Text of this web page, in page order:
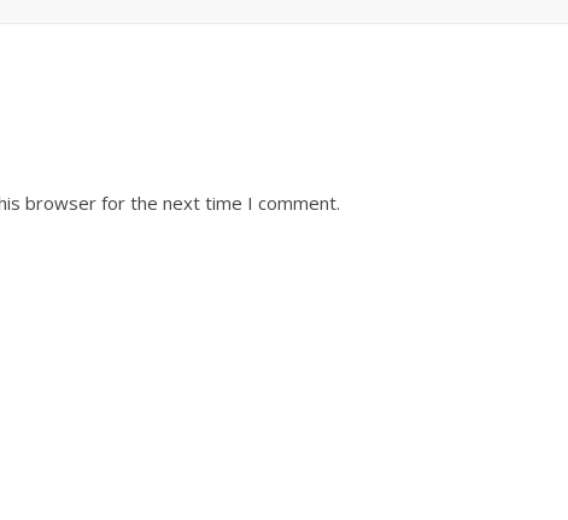
browser for the next time I comment.